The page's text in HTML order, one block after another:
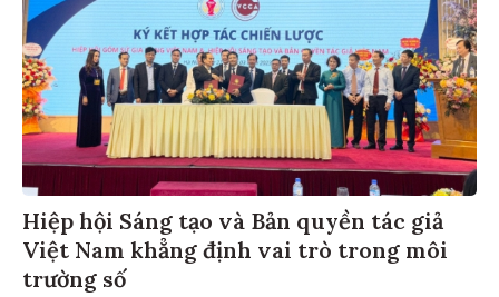
Hiệp hội Sáng tạo và Bản quyền tác giả
Việt Nam khẳng định vai trò trong môi
trường số